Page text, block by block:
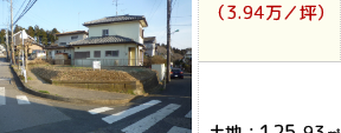
（3.94万／坪）